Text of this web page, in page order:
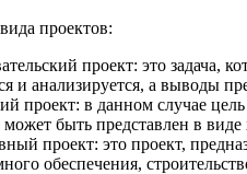
проектов:
проект: это задача,
и анализируется, а выводы
проект: в данном случае
может быть представлен в
проект: это проект,
обеспечения,